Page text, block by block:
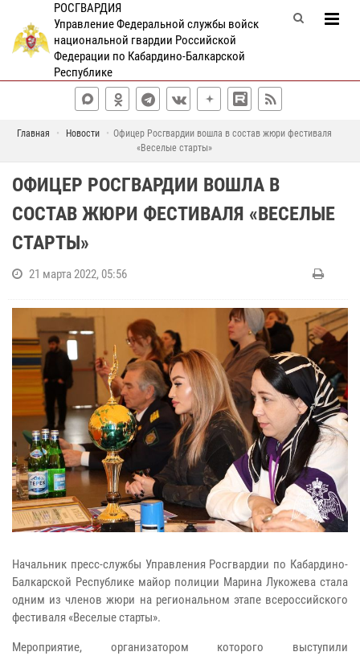
РОСГВАРДИЯ
Управление Федеральной службы войск
национальной гвардии Российской
Федерации по Кабардино-Балкарской
Республике
Главная Новости
Офицер Росгвардии вошла в состав жюри фестиваля
«Веселые старты»
ОФИЦЕР РОСГВАРДИИ ВОШЛА В
СОСТАВ ЖЮРИ ФЕСТИВАЛЯ «ВЕСЕЛЫЕ
СТАРТЫ»
21 марта 2022, 05:56
Начальник пресс-службы Управления Росгвардии по Кабардино-
Балкарской Республике майор полиции Марина Лукожева стала
одним из членов жюри на региональном этапе всероссийского
фестиваля «Веселые старты».
Мероприятие, организатором которого выступили